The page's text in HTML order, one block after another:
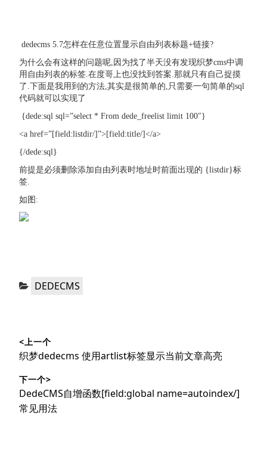
dedecms 5.7怎样在任意位置显示自由列表标题+链接?
为什么会有这样的问题呢,因为找了半天没有发现织梦cms中调
用自由列表的标签.在度哥上也没找到答案.那就只有自己捉摸
了.下面是我用到的方法,其实是很简单的,只需要一句简单的sql
代码就可以实现了
{dede:sql sql=”select * From dede_freelist limit 100″}
<a href=”[field:listdir/]”>[field:title/]</a>
{/dede:sql}
前提是必须删除添加自由列表时地址时前面出现的 {listdir}标
签.
如图:
分
DEDECMS
章
导
航
<上一个
上
文
章：
织梦dedecms 使用artlist标签显示当前文章高亮
下一个>
下
篇
DedeCMS自增函数[field:global name=autoindex/]
常见用法